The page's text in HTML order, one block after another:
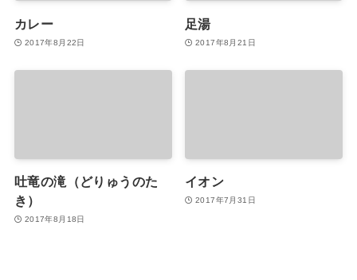
カレー
2017年8月22日
足湯
2017年8月21日
吐竜の滝（どりゅうのた
き）
2017年8月18日
イオン
2017年7月31日